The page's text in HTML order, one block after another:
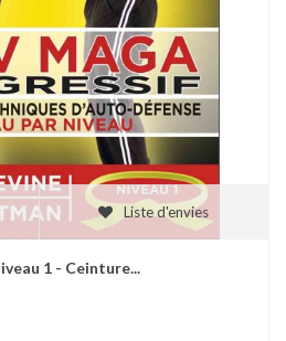
Liste d'envies
1 - Ceinture...